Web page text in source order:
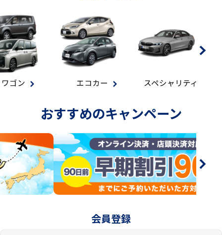
エコカー スペシャリティ
おすすめのキャンペーン
会員登録